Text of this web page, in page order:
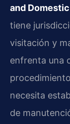
and
tiene
visitación y
enfrenta una
necesita
de